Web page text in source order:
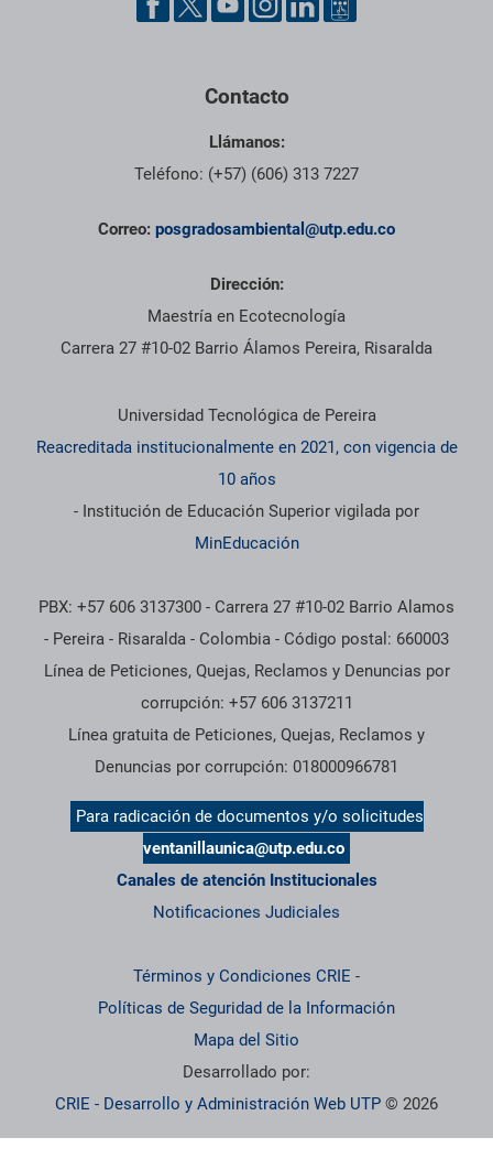
Contacto
Llámanos:
Teléfono: (+57) (606) 313 7227
Correo: posgradosambiental@utp.edu.co
Dirección:
Maestría en Ecotecnología
Carrera 27 #10-02 Barrio Álamos Pereira, Risaralda
Información institucional
Universidad Tecnológica de Pereira
Reacreditada institucionalmente en 2021, con vigencia de
10 años
- Institución de Educación Superior vigilada por
MinEducación
PBX: +57 606 3137300 - Carrera 27 #10-02 Barrio Alamos
- Pereira - Risaralda - Colombia - Código postal: 660003
Línea de Peticiones, Quejas, Reclamos y Denuncias por
corrupción: +57 606 3137211
Línea gratuita de Peticiones, Quejas, Reclamos y
Denuncias por corrupción: 018000966781
Para radicación de documentos y/o solicitudes
ventanillaunica@utp.edu.co
Canales de atención Institucionales
Notificaciones Judiciales
Términos y Condiciones CRIE -
Políticas de Seguridad de la Información
Mapa del Sitio
Desarrollado por:
CRIE - Desarrollo y Administración Web UTP © 2026